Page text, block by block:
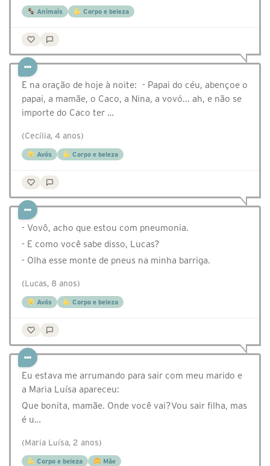
Animais Corpo e beleza
E na oração de hoje à noite: - Papai do céu, abençoe o
papai, a mamãe, o Caco, a Nina, a vovó... ah, e não se
importe do Caco ter …
(Cecília, 4 anos)
Avós Corpo e beleza
- Vovô, acho que estou com pneumonia.
- E como você sabe disso, Lucas?
- Olha esse monte de pneus na minha barriga.
(Lucas, 8 anos)
Avós Corpo e beleza
Eu estava me arrumando para sair com meu marido e
a Maria Luísa apareceu:
Que bonita, mamãe. Onde você vai?Vou sair filha, mas
é u…
(Maria Luísa, 2 anos)
Corpo e beleza Mãe